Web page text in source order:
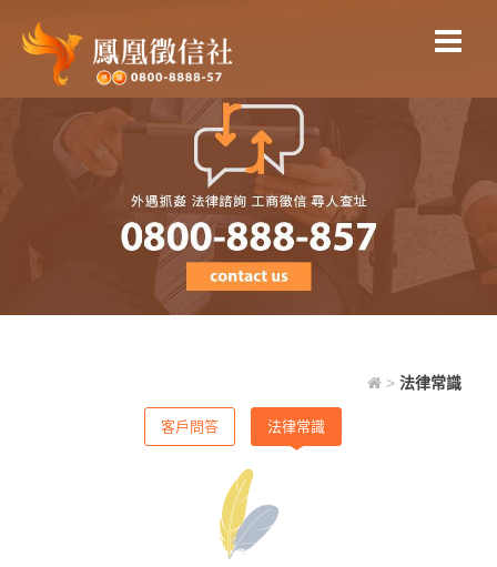
> 法律常識
客戶問答 法律常識